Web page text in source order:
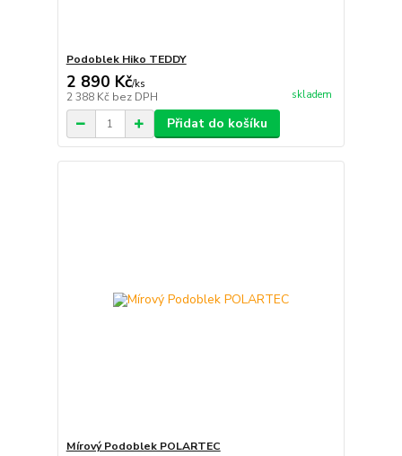
Podoblek Hiko TEDDY
2 890 Kč/ks
2 388 Kč bez DPH skladem
Přidat do košíku
Mírový Podoblek POLARTEC